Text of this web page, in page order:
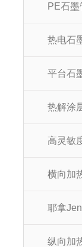
PE石墨
热电石
平台石
热解涂
高灵敏
横向加
耶拿
纵向加